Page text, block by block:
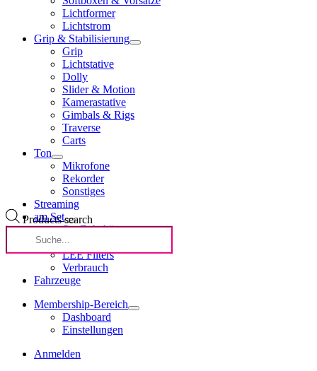
Products search
Lichtformer
Lichtstrom
Grip & Stabilisierung
Grip
Lichtstative
Dolly
Slider & Motion
Kamerastative
Gimbals & Rigs
Traverse
Carts
Ton
Mikrofone
Rekorder
Sonstiges
Streaming
am Set
Set-Zubehör
Carts
LEE Filters
Verbrauch
Fahrzeuge
Membership-Bereich
Dashboard
Einstellungen
Anmelden